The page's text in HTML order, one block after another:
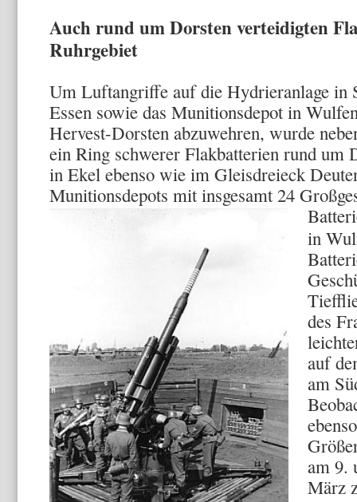
Auch rund um Dorsten verteidigten
Ruhrgebiet
Um Luftangriffe auf die Hydrieranlage in
Essen sowie das Munitionsdepot in
Hervest-Dorsten abzuwehren, wurde
ein Ring schwerer Flakbatterien rund um
in Ekel ebenso wie im Gleisdreieck
Munitionsdepots mit insgesamt 24
in
des
auf
am
am 9.
März